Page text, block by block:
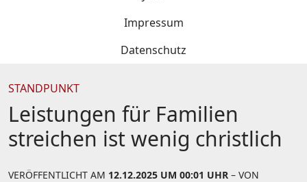
Impressum
Datenschutz
STANDPUNKT
Leistungen für Familien
streichen ist wenig christlich
VERÖFFENTLICHT AM 12.12.2025 UM 00:01 UHR – VON